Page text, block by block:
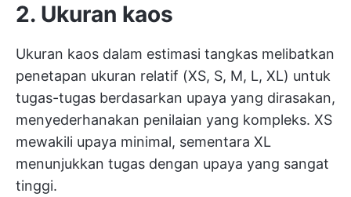
2. Ukuran kaos
Ukuran kaos dalam estimasi tangkas melibatkan
penetapan ukuran relatif (XS, S, M, L, XL) untuk
tugas-tugas berdasarkan upaya yang dirasakan,
menyederhanakan penilaian yang kompleks. XS
mewakili upaya minimal, sementara XL
menunjukkan tugas dengan upaya yang sangat
tinggi.